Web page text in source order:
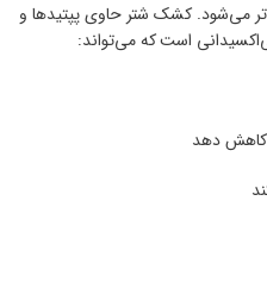
می‌شود. کشک شتر حاوی پپتیدها و
است که می‌تواند:
کاهش دهد